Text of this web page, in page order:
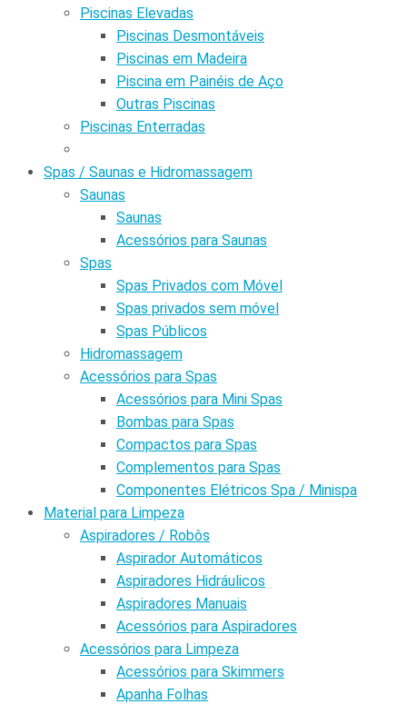
Piscinas Elevadas
Piscinas Desmontáveis
Piscinas em Madeira
Piscina em Painéis de Aço
Outras Piscinas
Piscinas Enterradas
Spas / Saunas e Hidromassagem
Saunas
Saunas
Acessórios para Saunas
Spas
Spas Privados com Móvel
Spas privados sem móvel
Spas Públicos
Hidromassagem
Acessórios para Spas
Acessórios para Mini Spas
Bombas para Spas
Compactos para Spas
Complementos para Spas
Componentes Elétricos Spa / Minispa
Material para Limpeza
Aspiradores / Robôs
Aspirador Automáticos
Aspiradores Hidráulicos
Aspiradores Manuais
Acessórios para Aspiradores
Acessórios para Limpeza
Acessórios para Skimmers
Apanha Folhas